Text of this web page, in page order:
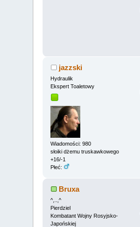
jazzski
Hydraulik
Ekspert Toaletowy
Wiadomości: 980
słoiki dżemu truskawkowego
+16/-1
Płeć:
Bruxa
^,..,^
Pierdziel
Kombatant Wojny Rosyjsko-
Japońskiej